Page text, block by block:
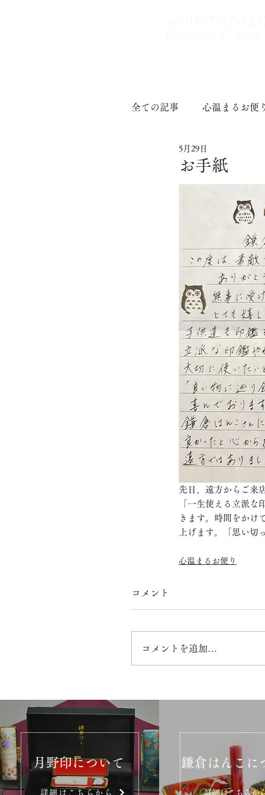
全ての記事 心温まるお便
印章道
お手紙
5月29日
先日、遠方からご来
「一生使える立派
きます。時間をかけ
上げます。「思い
心温まるお便り
コメント
コメントを追加…
月野印について
詳細はこちらから
鎌倉はんこに
詳細はこちらか